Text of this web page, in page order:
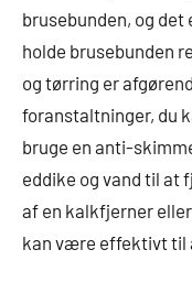
brusebunden, og
holde brusebunden
og tørring er
foranstaltninger, du
bruge en anti-
eddike og vand til at
af en kalkfjerner
kan være effektivt til